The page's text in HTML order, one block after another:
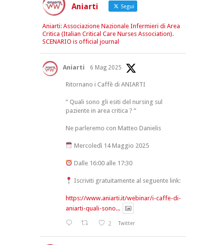
Aniarti Segui
Aniarti: Associazione Nazionale Infermieri di Area
Critica (Italian Critical Care Nurses Association).
SCENARIO is official journal
Aniarti 6 Mag 2025
Ritornano i Caffè di ANIARTI
“ Quali sono gli esiti del nursing sul
paziente in area critica ? “
Ne parleremo con Matteo Danielis
Mercoledì 14 Maggio 2025
Dalle 16:00 alle 17:30
Iscriviti gratuitamente al seguente link:
https://www.aniarti.it/webinar/i-caffe-di-
aniarti-quali-sono...
2 Twitter